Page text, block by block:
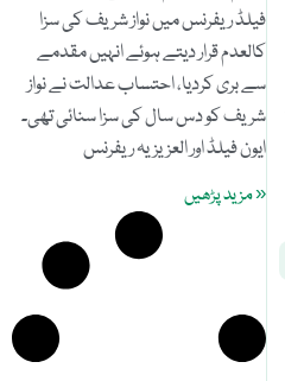
فیلڈ ریفرنس میں نواز شریف کی سزا
کالعدم قرار دیتے ہوئے انہیں مقدمے
سے بری کردیا، احتساب عدالت نے نواز
شریف کو دس سال کی سزا سنائی تھی۔
ایون فیلڈ اور العزیزیہ ریفرنس
« مزید پڑھیں